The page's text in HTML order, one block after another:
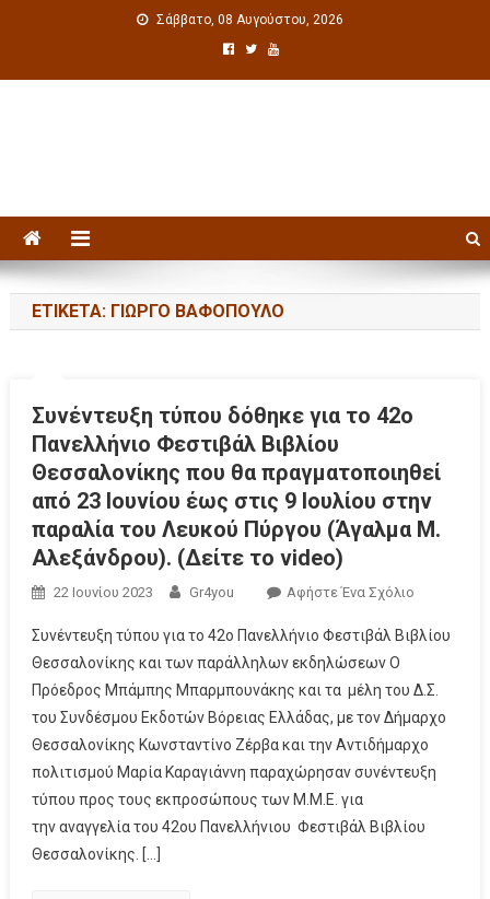
Σάββατο, 08 Αυγούστου, 2026
ΕΤΙΚΈΤΑ: ΓΙΏΡΓΟ ΒΑΦΌΠΟΥΛΟ
Συνέντευξη τύπου δόθηκε για το 42ο
Πανελλήνιο Φεστιβάλ Βιβλίου
Θεσσαλονίκης που θα πραγματοποιηθεί
από 23 Ιουνίου έως στις 9 Ιουλίου στην
παραλία του Λευκού Πύργου (Άγαλμα Μ.
Αλεξάνδρου). (Δείτε το video)
22 Ιουνίου 2023 Gr4you Αφήστε Ένα Σχόλιο
Συνέντευξη τύπου για το 42ο Πανελλήνιο Φεστιβάλ Βιβλίου
Θεσσαλονίκης και των παράλληλων εκδηλώσεων Ο
Πρόεδρος Μπάμπης Μπαρμπουνάκης και τα μέλη του Δ.Σ.
του Συνδέσμου Εκδοτών Βόρειας Ελλάδας, με τον Δήμαρχο
Θεσσαλονίκης Κωνσταντίνο Ζέρβα και την Αντιδήμαρχο
πολιτισμού Μαρία Καραγιάννη παραχώρησαν συνέντευξη
τύπου προς τους εκπροσώπους των Μ.Μ.Ε. για
την αναγγελία του 42ου Πανελλήνιου Φεστιβάλ Βιβλίου
Θεσσαλονίκης. […]